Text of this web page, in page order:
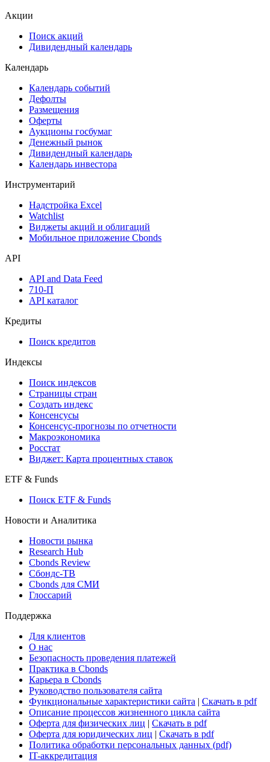
Акции
Поиск акций
Дивидендный календарь
Календарь
Календарь событий
Дефолты
Размещения
Оферты
Аукционы госбумаг
Денежный рынок
Дивидендный календарь
Календарь инвестора
Инструментарий
Надстройка Excel
Watchlist
Виджеты акций и облигаций
Мобильное приложение Cbonds
API
API and Data Feed
710-П
API каталог
Кредиты
Поиск кредитов
Индексы
Поиск индексов
Страницы стран
Создать индекс
Консенсусы
Консенсус-прогнозы по отчетности
Макроэкономика
Росстат
Виджет: Карта процентных ставок
ETF & Funds
Поиск ETF & Funds
Новости и Аналитика
Новости рынка
Research Hub
Cbonds Review
Сбондс-ТВ
Cbonds для СМИ
Глоссарий
Поддержка
Для клиентов
О нас
Безопасность проведения платежей
Практика в Cbonds
Карьера в Cbonds
Руководство пользователя сайта
Функциональные характеристики сайта | Скачать в pdf
Описание процессов жизненного цикла сайта
Оферта для физических лиц | Скачать в pdf
Оферта для юридических лиц | Скачать в pdf
Политика обработки персональных данных (pdf)
IT-аккредитация